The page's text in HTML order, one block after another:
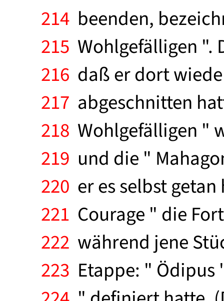
214 beenden,
215 Wohlgefälligen ".
216 daß er dort
217 abgeschnitten
218 Wohlgefälligen "
219 und die "
220 er es selbst
221 Courage " die
222 während jene
223 Etappe: "